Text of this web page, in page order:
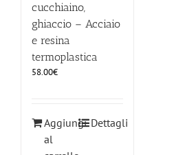
cucchiaino,
ghiaccio – Acciaio
e resina
termoplastica
58.00€
Aggiungi
al
Dettagli